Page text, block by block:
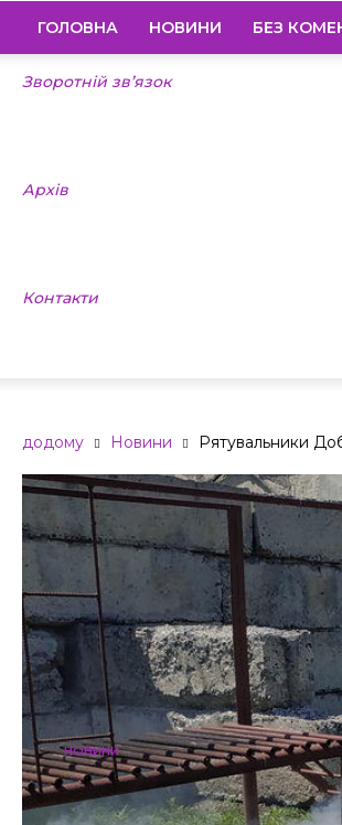
ГОЛОВНА НОВИНИ БЕЗ
Зворотній зв’язок
Архів
Контакти
додому Новини Рятувальники
НОВИНИ